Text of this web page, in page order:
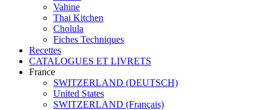
Vahine
Thai Kitchen
Cholula
Fiches Techniques
Recettes
CATALOGUES ET LIVRETS
France
SWITZERLAND (DEUTSCH)
United States
SWITZERLAND (Français)